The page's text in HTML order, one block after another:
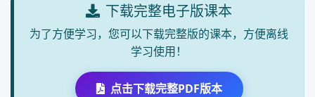
下载完整电子版课本
为了方便学习，您可以下载完整版的课本，方便离线
学习使用！
点击下载完整PDF版本